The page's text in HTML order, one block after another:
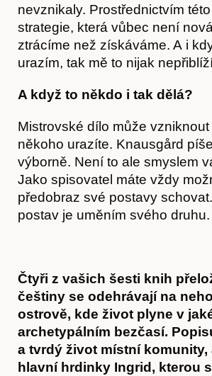
nevznikaly. Prostřednictvím této
strategie, která vůbec není
ztrácíme než získáváme. A i
urazím, tak mě to nijak
A když to někdo i tak dělá?
Mistrovské dílo může vzniknout
někoho urazíte. Knausgård
výborně. Není to ale smyslem
Jako spisovatel máte vždy
předobraz své postavy
postav je uměním svého druhu.
Čtyři z vašich šesti knih
češtiny se odehrávají na
ostrově, kde život plyne v
archetypálním bezčasí.
a tvrdý život místní komunity,
hlavní hrdinky Ingrid, kterou